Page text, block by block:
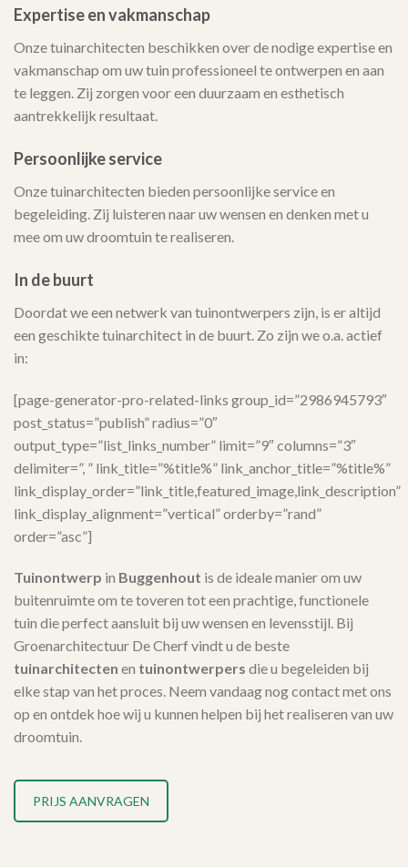
Expertise en vakmanschap
Onze tuinarchitecten beschikken over de nodige expertise en
vakmanschap om uw tuin professioneel te ontwerpen en aan
te leggen. Zij zorgen voor een duurzaam en esthetisch
aantrekkelijk resultaat.
Persoonlijke service
Onze tuinarchitecten bieden persoonlijke service en
begeleiding. Zij luisteren naar uw wensen en denken met u
mee om uw droomtuin te realiseren.
In de buurt
Doordat we een netwerk van tuinontwerpers zijn, is er altijd
een geschikte tuinarchitect in de buurt. Zo zijn we o.a. actief
in:
[page-generator-pro-related-links group_id=”2986945793″
post_status=”publish” radius=”0″
output_type=”list_links_number” limit=”9″ columns=”3″
delimiter=”, ” link_title=”%title%” link_anchor_title=”%title%”
link_display_order=”link_title,featured_image,link_description”
link_display_alignment=”vertical” orderby=”rand”
order=”asc”]
Tuinontwerp in Buggenhout is de ideale manier om uw
buitenruimte om te toveren tot een prachtige, functionele
tuin die perfect aansluit bij uw wensen en levensstijl. Bij
Groenarchitectuur De Cherf vindt u de beste
tuinarchitecten en tuinontwerpers die u begeleiden bij
elke stap van het proces. Neem vandaag nog contact met ons
op en ontdek hoe wij u kunnen helpen bij het realiseren van uw
droomtuin.
PRIJS AANVRAGEN